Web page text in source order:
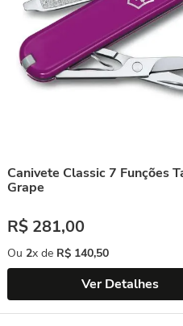
Canivete Classic 7 Funções
Grape
R$ 281,00
Ou 2x de R$ 140,50
Ver Detalhes